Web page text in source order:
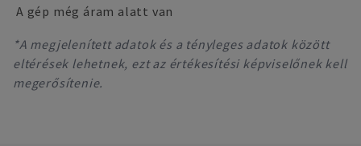
A gép még áram alatt van
*A megjelenített adatok és a tényleges adatok között
eltérések lehetnek, ezt az értékesítési képviselőnek kell
megerősítenie.